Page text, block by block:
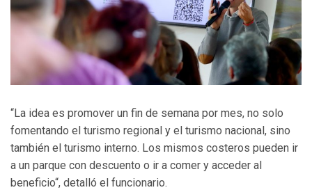
“La idea es promover un fin de semana por mes, no solo
fomentando el turismo regional y el turismo nacional, sino
también el turismo interno. Los mismos costeros pueden ir
a un parque con descuento o ir a comer y acceder al
beneficio“, detalló el funcionario.